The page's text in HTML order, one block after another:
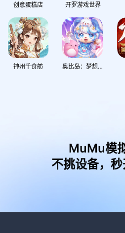
创意蛋糕店 开罗游戏世界
神州千食舫 奥比岛：梦想国度
MuMu模
不挑设备，秒